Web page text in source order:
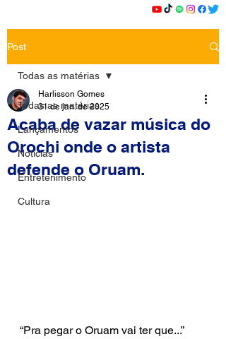
Post
Todas as matérias
Lançamentos
Notícias
Entretenimento
Cultura
Todas as matérias
Acaba de vazar música do
Orochi onde o artista
defende o Oruam.
Harlisson Gomes
31 de jan. de 2025
“Pra pegar o Oruam vai ter que...”